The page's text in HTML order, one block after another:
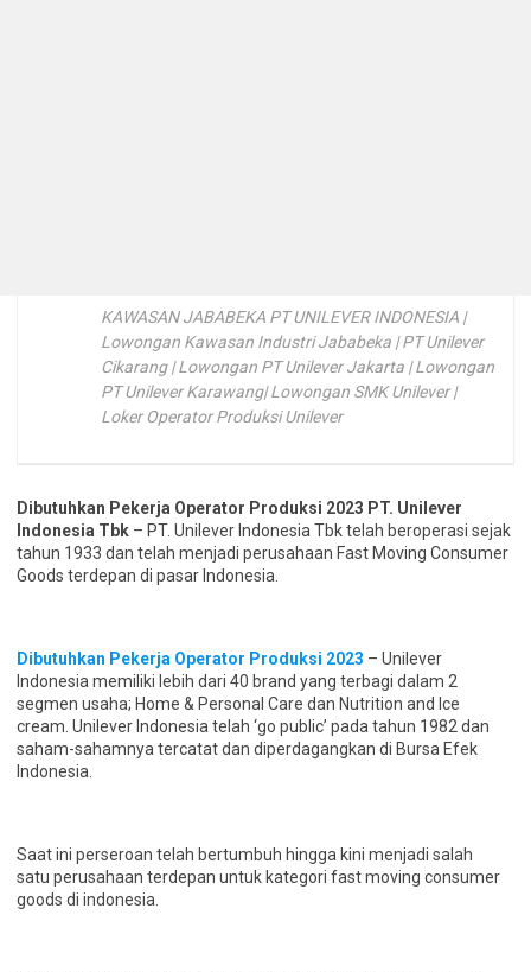
KAWASAN JABABEKA PT UNILEVER INDONESIA |
Lowongan Kawasan Industri Jababeka | PT Unilever
Cikarang | Lowongan PT Unilever Jakarta | Lowongan
PT Unilever Karawang| Lowongan SMK Unilever |
Loker Operator Produksi Unilever
Dibutuhkan Pekerja Operator Produksi 2023 PT. Unilever
Indonesia Tbk – PT. Unilever Indonesia Tbk telah beroperasi sejak
tahun 1933 dan telah menjadi perusahaan Fast Moving Consumer
Goods terdepan di pasar Indonesia.
Dibutuhkan Pekerja Operator Produksi 2023 – Unilever
Indonesia memiliki lebih dari 40 brand yang terbagi dalam 2
segmen usaha; Home & Personal Care dan Nutrition and Ice
cream. Unilever Indonesia telah ‘go public’ pada tahun 1982 dan
saham-sahamnya tercatat dan diperdagangkan di Bursa Efek
Indonesia.
Saat ini perseroan telah bertumbuh hingga kini menjadi salah
satu perusahaan terdepan untuk kategori fast moving consumer
goods di indonesia.